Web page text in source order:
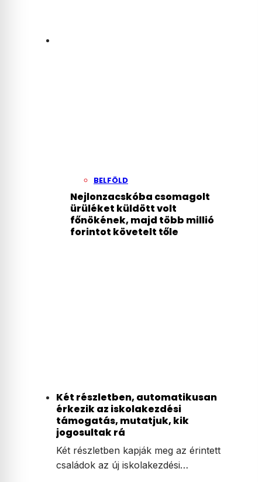
BELFÖLD
Nejlonzacskóba csomagolt
ürüléket küldött volt
főnökének, majd több millió
forintot követelt tőle
Két részletben, automatikusan
érkezik az iskolakezdési
támogatás, mutatjuk, kik
jogosultak rá
Két részletben kapják meg az érintett
családok az új iskolakezdési…